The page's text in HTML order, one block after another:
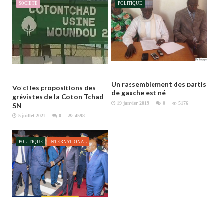
n
l
’
a
t
i
c
l
e
SOCIETÉ
Voici les propositions des
grévistes de la Coton Tchad
SN
5 juillet 2021 0 4598
POLITIQUE
Un rassemblement des partis
de gauche est né
19 janvier 2019 0 5176
POLITIQUE INTERNATIONAL